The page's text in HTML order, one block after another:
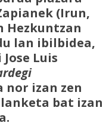
(Irun,
Hezkuntzan
lan ibilbidea,
Luis
izan zen
bat izan